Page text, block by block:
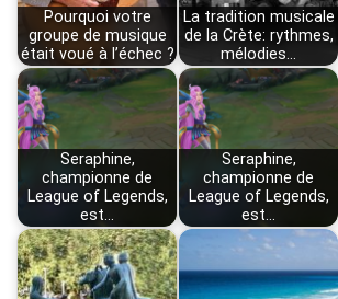
Pourquoi votre
groupe de musique
était voué à l’échec ?
La tradition musicale
de la Crète: rythmes,
mélodies…
Seraphine,
championne de
League of Legends,
est…
Seraphine,
championne de
League of Legends,
est…